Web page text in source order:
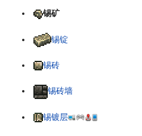
锡矿
锡锭
锡砖
锡砖墙
锡镀层